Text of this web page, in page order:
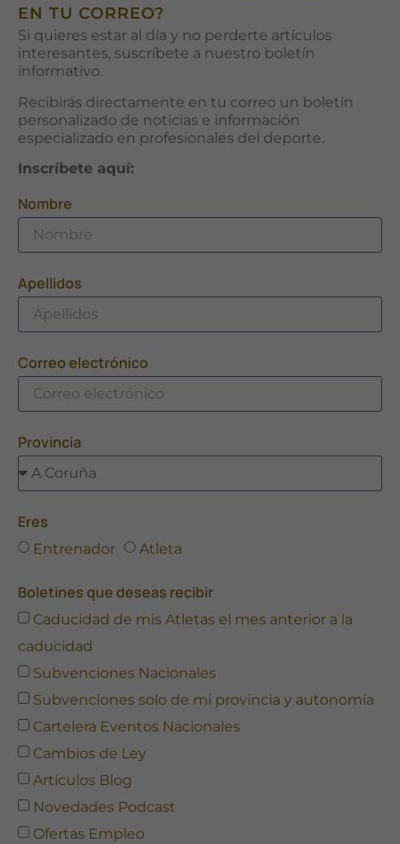
EN TU CORREO?
Si quieres estar al día y no perderte artículos
interesantes, suscríbete a nuestro boletín
informativo.
Recibirás directamente en tu correo un boletín
personalizado de noticias e información
especializado en profesionales del deporte.
Inscríbete aquí:
Nombre
Apellidos
Correo electrónico
Provincia
Eres
Entrenador Atleta
Boletines que deseas recibir
Caducidad de mis Atletas el mes anterior a la
caducidad
Subvenciones Nacionales
Subvenciones solo de mi provincia y autonomía
Cartelera Eventos Nacionales
Cambios de Ley
Artículos Blog
Novedades Podcast
Ofertas Empleo
posibilidad de
ver contenido y
personalizados.